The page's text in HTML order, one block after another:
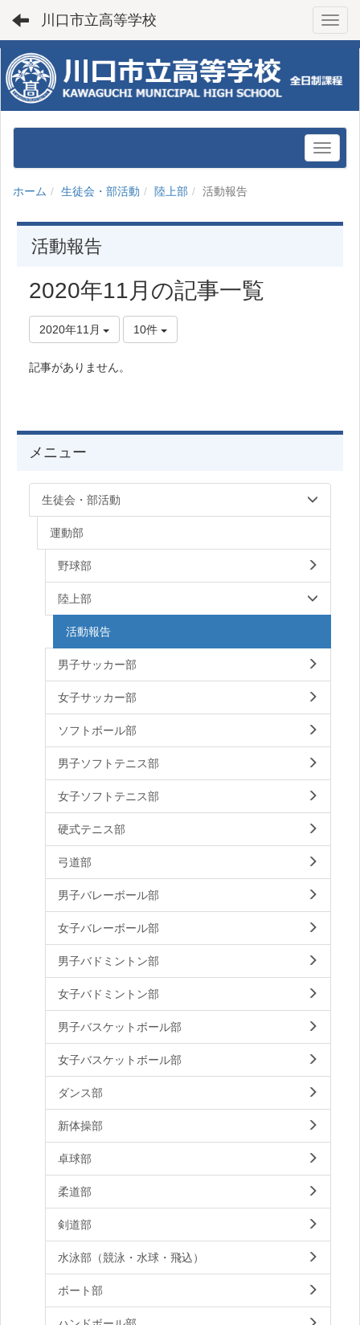
川口市立高等学校
ホーム 生徒会・部活動 陸上部 活動報告
活動報告
2020年11月の記事一覧
2020年11月 10件
記事がありません。
メニュー
生徒会・部活動
運動部
野球部
陸上部
活動報告
男子サッカー部
女子サッカー部
ソフトボール部
男子ソフトテニス部
女子ソフトテニス部
硬式テニス部
弓道部
男子バレーボール部
女子バレーボール部
男子バドミントン部
女子バドミントン部
男子バスケットボール部
女子バスケットボール部
ダンス部
新体操部
卓球部
柔道部
剣道部
水泳部（競泳・水球・飛込）
ボート部